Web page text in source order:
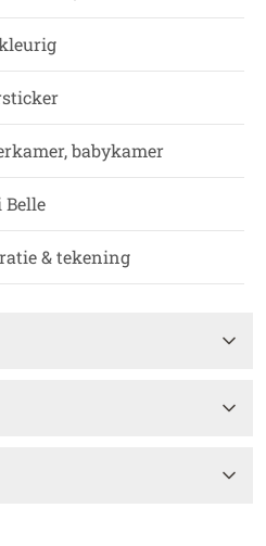
babykamer
& tekening